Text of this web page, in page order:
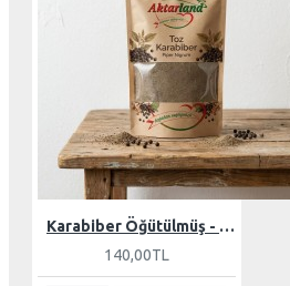
Karabiber Öğütülmüş - 100 gr
140,00TL